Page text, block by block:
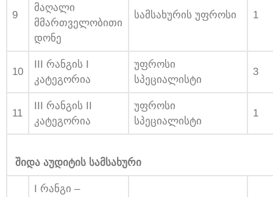
9
მაღალი
მმართველობითი
დონე
სამსახურის უფროსი 1
10
III რანგის I
კატეგორია
უფროსი
სპეციალისტი
3
11
III რანგის II
კატეგორია
უფროსი
სპეციალისტი
1
შიდა აუდიტის სამსახური
I რანგი –